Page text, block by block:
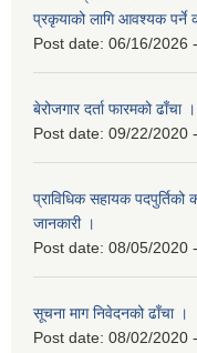
प्रकृयाको लागि आवश्यक पर्ने
Post date: 06/16/2026
बेरोजगार दर्ता फारमको ढाँचा ।
Post date: 09/22/2020
प्राविधिक सहायक
जानकारी ।
Post date: 08/05/2020
सूचना माग निवेदनको ढाँचा ।
Post date: 08/02/2020